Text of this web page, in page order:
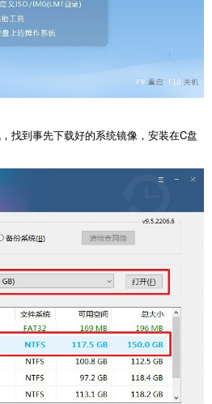
找到事先下载好的系统镜像，安装在C盘